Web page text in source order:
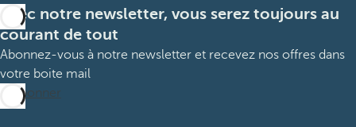
Avec notre newsletter, vous serez toujours au
courant de tout
Abonnez-vous à notre newsletter et recevez nos offres dans
votre boite mail
M’abonner